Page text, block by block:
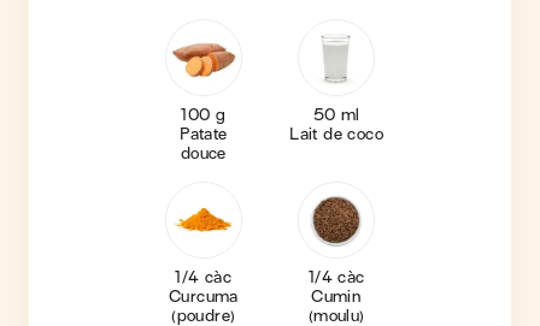
100 g
Patate
douce
50 ml
Lait de coco
1/4 càc
Curcuma
(poudre)
1/4 càc
Cumin
(moulu)